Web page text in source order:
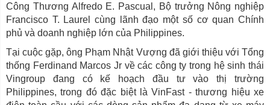
Công Thương Alfredo E. Pascual, Bộ trưởng Nông nghiệp
Francisco T. Laurel cùng lãnh đạo một số cơ quan Chính
phủ và doanh nghiệp lớn của Philippines.
Tại cuộc gặp, ông Phạm Nhật Vượng đã giới thiệu với Tổng
thống Ferdinand Marcos Jr về các công ty trong hệ sinh thái
Vingroup đang có kế hoạch đầu tư vào thị trường
Philippines, trong đó đặc biệt là VinFast - thương hiệu xe